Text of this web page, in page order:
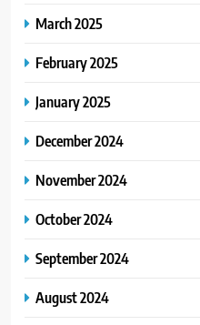
March 2025
February 2025
January 2025
December 2024
November 2024
October 2024
September 2024
August 2024